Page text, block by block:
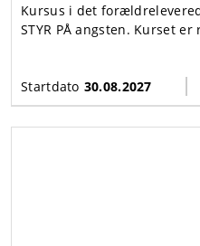
Kursus i det
STYR PÅ angsten. Kurset
angsten i kommunalt regi.
Startdato 30.08.2027